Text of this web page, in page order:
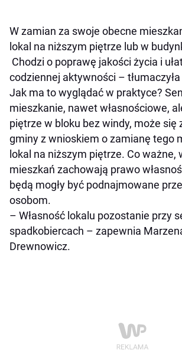
W zamian za swoje obecne
lokal na niższym piętrze lub w
Chodzi o poprawę jakości życia i
codziennej aktywności –
Jak ma to wyglądać w praktyce?
mieszkanie, nawet własnościowe,
piętrze w bloku bez windy, może się
gminy z wnioskiem o zamianę tego
lokal na niższym piętrze. Co ważne,
mieszkań zachowają prawo
będą mogły być podnajmowane
osobom.
– Własność lokalu pozostanie przy
spadkobiercach – zapewnia
Drewnowicz.